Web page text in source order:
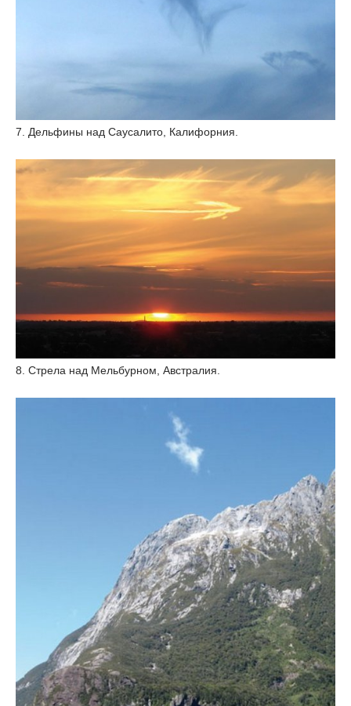
7. Дельфины над Саусалито, Калифорния.
8. Стрела над Мельбурном, Австралия.